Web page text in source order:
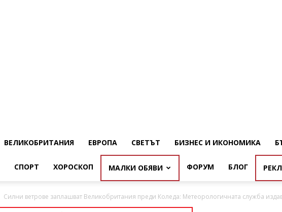
ВЕЛИКОБРИТАНИЯ ЕВРОПА СВЕТЪТ БИЗНЕС И ИКОНОМИКА
СПОРТ ХОРОСКОП МАЛКИ ОБЯВИ ФОРУМ БЛОГ
Силни ветрове заплашват Великобритания преди Коледа: Метеорологичната служба